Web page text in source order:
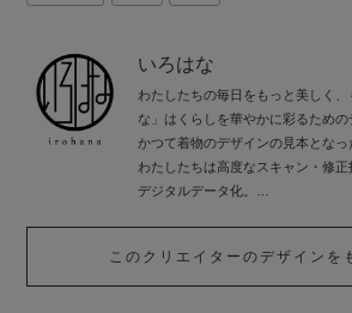
いろはな
わたしたちの毎日をもっと美しく
な」はくらしを華やかに彩るための
かつて着物のデザインの見本となっ
わたしたちは高度なスキャン・修
デジタルデータ化。
いろはなはインテリアを中心とした
これからも日本の伝統的なデザイ
このクリエイターのデザインを